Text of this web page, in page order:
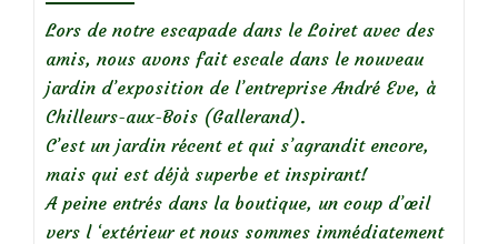
Lors de notre escapade dans le Loiret avec des
amis, nous avons fait escale dans le nouveau
jardin d’exposition de l’entreprise André Eve, à
Chilleurs-aux-Bois (Gallerand).
C’est un jardin récent et qui s’agrandit encore,
mais qui est déjà superbe et inspirant!
A peine entrés dans la boutique, un coup d’œil
vers l ‘extérieur et nous sommes immédiatement